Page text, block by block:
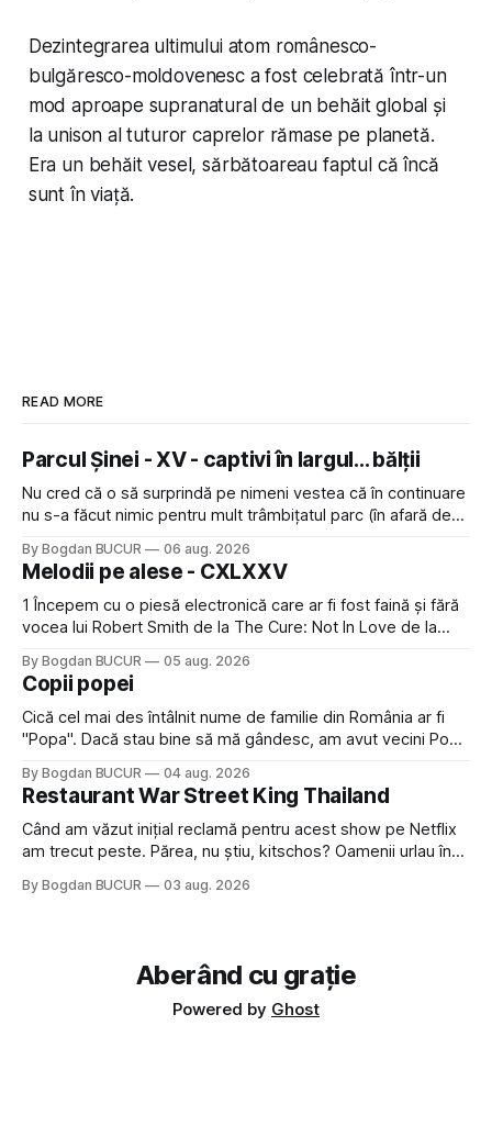
Dezintegrarea ultimului atom românesco-
bulgăresco-moldovenesc a fost celebrată într-un
mod aproape supranatural de un behăit global și
la unison al tuturor caprelor rămase pe planetă.
Era un behăit vesel, sărbătoareau faptul că încă
sunt în viață.
READ MORE
Parcul Șinei - XV - captivi în largul... bălții
Nu cred că o să surprindă pe nimeni vestea că în continuare
nu s-a făcut nimic pentru mult trâmbițatul parc (în afară de
timp pui și latră prin gard la lumea care trece prin zonă). Am
avut, în schimb, o belea
By Bogdan BUCUR 06 aug. 2026
Melodii pe alese - CXLXXV
1 Începem cu o piesă electronică care ar fi fost faină și fără
vocea lui Robert Smith de la The Cure: Not In Love de la
a dovedit că jumătatea masculină a acelui duo era cam
dubioasă...) 2. Băgăm la
By Bogdan BUCUR 05 aug. 2026
Copii popei
Cică cel mai des întâlnit nume de familie din România ar fi
"Popa". Dacă stau bine să mă gândesc, am avut vecini Popa
Dexonline spune de etimologia termenului de popă că ar
veni din slava veche, popŭ,
By Bogdan BUCUR 04 aug. 2026
Restaurant War Street King Thailand
Când am văzut inițial reclamă pentru acest show pe Netflix
am trecut peste. Părea, nu știu, kitschos? Oamenii urlau în
fine dining din alte show-uri... așa că am zis pas. Apoi ceva,
By Bogdan BUCUR 03 aug. 2026
Aberând cu grație
Powered by Ghost